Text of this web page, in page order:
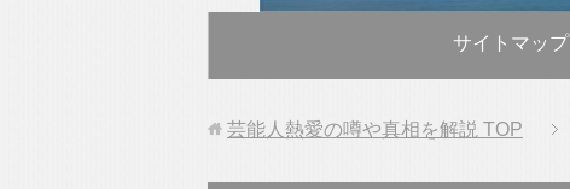
サイトマップ
芸能人熱愛の噂や真相を解説 TOP